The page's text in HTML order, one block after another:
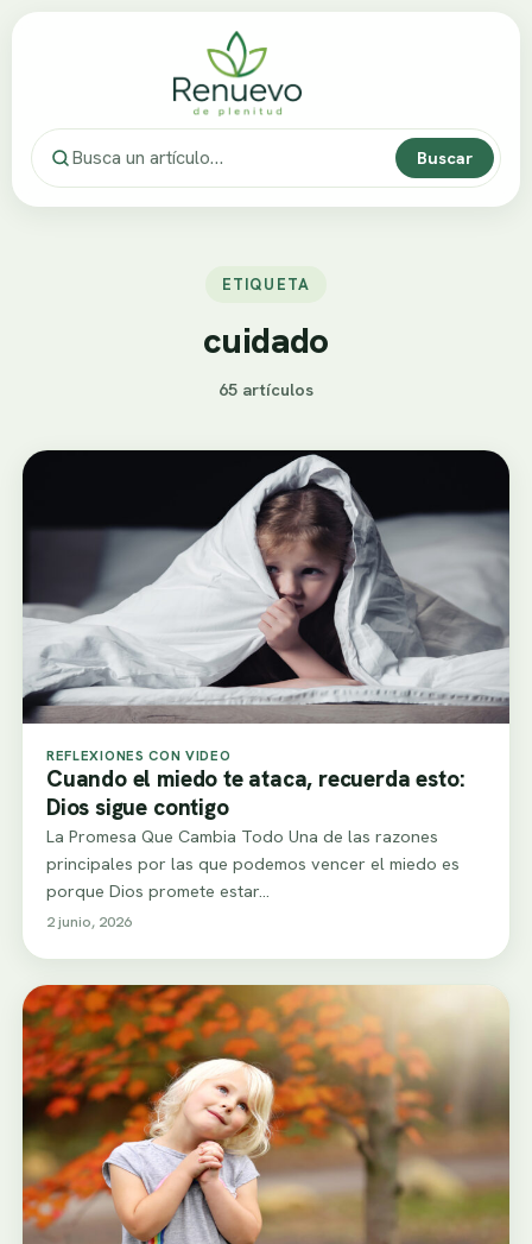
Buscar
ETIQUETA
cuidado
65 artículos
REFLEXIONES CON VIDEO
Cuando el miedo te ataca, recuerda esto:
Dios sigue contigo
La Promesa Que Cambia Todo Una de las razones
principales por las que podemos vencer el miedo es
porque Dios promete estar…
2 junio, 2026